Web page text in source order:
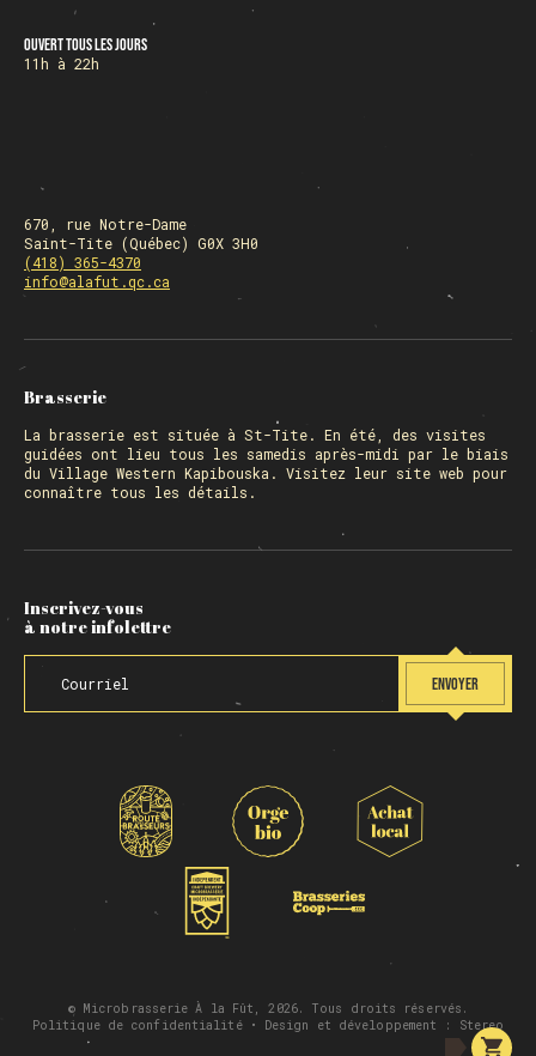
Ouvert tous les jours
11h à 22h
670, rue Notre-Dame
Saint-Tite (Québec) G0X 3H0
(418) 365-4370
info@alafut.qc.ca
Brasserie
La brasserie est située à St-Tite. En été, des visites
guidées ont lieu tous les samedis après-midi par le biais
du Village Western Kapibouska. Visitez leur site web pour
connaître tous les détails.
Inscrivez-vous
à notre infolettre
ENVOYER
© Microbrasserie À la Fût, 2026. Tous droits réservés.
Politique de confidentialité• Design et développement : Stereo
FERMÉ 31 déc. et 01 janvier